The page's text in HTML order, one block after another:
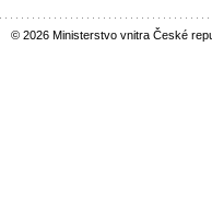
© 2026 Ministerstvo vnitra České